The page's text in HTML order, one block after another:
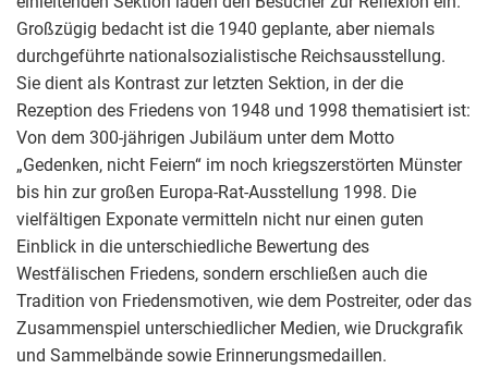
Großzügig bedacht ist die 1940 geplante, aber niemals
durchgeführte nationalsozialistische Reichsausstellung.
Sie dient als Kontrast zur letzten Sektion, in der die
Rezeption des Friedens von 1948 und 1998 thematisiert ist:
Von dem 300-jährigen Jubiläum unter dem Motto
„Gedenken, nicht Feiern“ im noch kriegszerstörten Münster
bis hin zur großen Europa-Rat-Ausstellung 1998. Die
vielfältigen Exponate vermitteln nicht nur einen guten
Einblick in die unterschiedliche Bewertung des
Westfälischen Friedens, sondern erschließen auch die
Tradition von Friedensmotiven, wie dem Postreiter, oder das
Zusammenspiel unterschiedlicher Medien, wie Druckgrafik
und Sammelbände sowie Erinnerungsmedaillen.